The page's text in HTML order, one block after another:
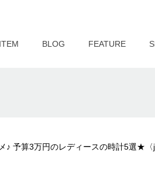
BLOG FEATURE
♪ 予算3万円のレディースの時計5選★〈